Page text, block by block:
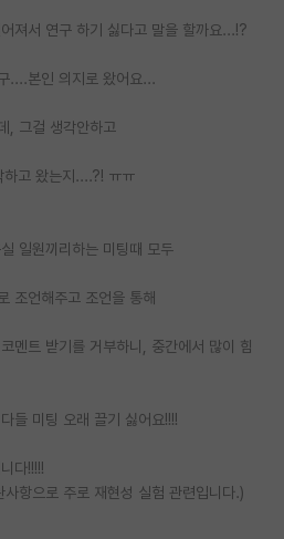
져서 연구 하기 싫다고 말을 할까요...!?
....본인 의지로 왔어요...
, 그걸 생각안하고
하고 왔는지....?! ㅠㅠ
일원끼리하는 미팅때 모두
조언해주고 조언을 통해
멘트 받기를 거부하니, 중간에서 많이 힘
들 미팅 오래 끌기 싫어요!!!!
다!!!!!
항으로 주로 재현성 실험 관련입니다.)